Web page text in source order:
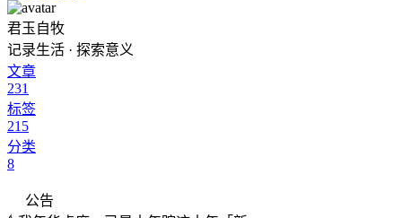
君玉自牧
记录生活 · 探索意义
文章
231
标签
215
分类
8
公告